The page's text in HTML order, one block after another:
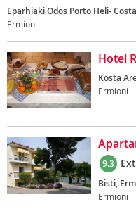
Eparhiaki Odos Porto Heli-
Ermioni
Hotel
Kosta
Ermioni
9.3
Bisti,
Ermioni